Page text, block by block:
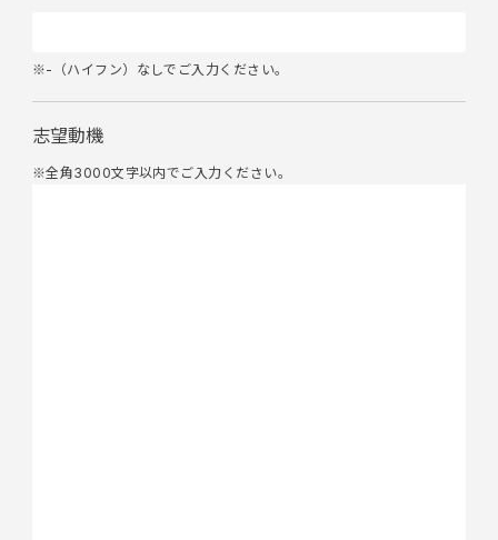
※-（ハイフン）なしでご入力ください。
志望動機
※全角3000文字以内でご入力ください。